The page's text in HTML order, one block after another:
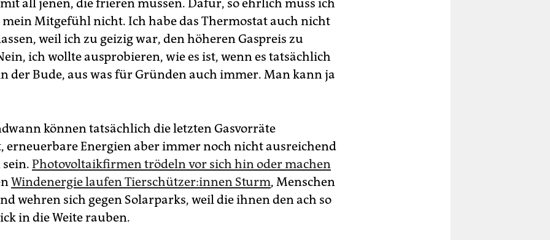
all jenen, die frieren müssen. Dafür, so ehrlich muss ich
mein Mitgefühl nicht. Ich habe das Thermostat auch nicht
weil ich zu geizig war, den höheren Gaspreis zu
ich wollte ausprobieren, wie es ist, wenn es tatsächlich
der Bude, aus was für Gründen auch immer. Man kann ja
können tatsächlich die letzten Gasvorräte
erneuerbare Energien aber immer noch nicht ausreichend
Photovoltaikfirmen trödeln vor sich hin oder machen
Windenergie laufen Tier­schüt­ze­r:in­nen Sturm, Menschen
wehren sich gegen Solarparks, weil die ihnen den ach so
in die Weite rauben.